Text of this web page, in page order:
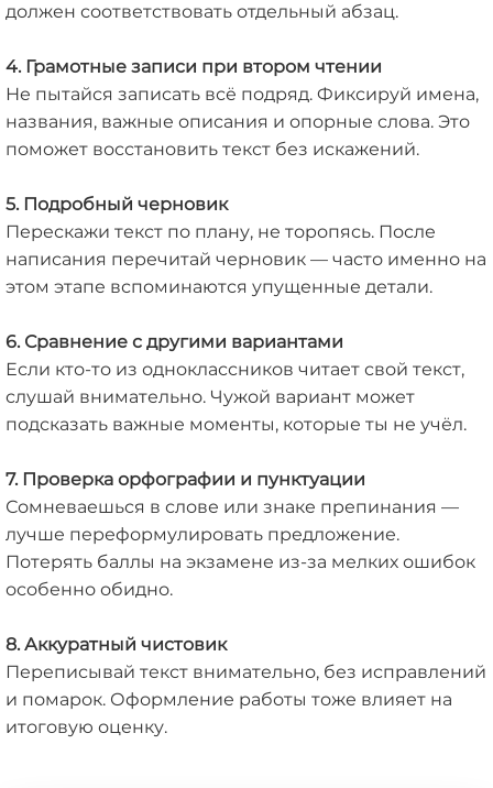
должен соответствовать отдельный абзац.
4. Грамотные записи при втором чтении
Не пытайся записать всё подряд. Фиксируй имена,
названия, важные описания и опорные слова. Это
поможет восстановить текст без искажений.
5. Подробный черновик
Перескажи текст по плану, не торопясь. После
написания перечитай черновик — часто именно на
этом этапе вспоминаются упущенные детали.
6. Сравнение с другими вариантами
Если кто-то из одноклассников читает свой текст,
слушай внимательно. Чужой вариант может
подсказать важные моменты, которые ты не учёл.
7. Проверка орфографии и пунктуации
Сомневаешься в слове или знаке препинания —
лучше переформулировать предложение.
Потерять баллы на экзамене из-за мелких ошибок
особенно обидно.
8. Аккуратный чистовик
Переписывай текст внимательно, без исправлений
и помарок. Оформление работы тоже влияет на
итоговую оценку.